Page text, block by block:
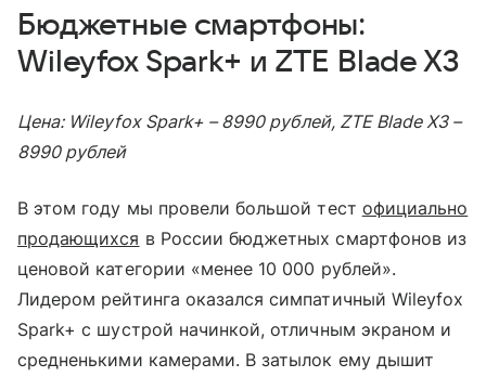
Бюджетные смартфоны:
Wileyfox Spark+ и ZTE Blade X3
Цена: Wileyfox Spark+ – 8990 рублей, ZTE Blade X3 –
8990 рублей
В этом году мы провели большой тест официально
продающихся в России бюджетных смартфонов из
ценовой категории «менее 10 000 рублей».
Лидером рейтинга оказался симпатичный Wileyfox
Spark+ c шустрой начинкой, отличным экраном и
средненькими камерами. В затылок ему дышит